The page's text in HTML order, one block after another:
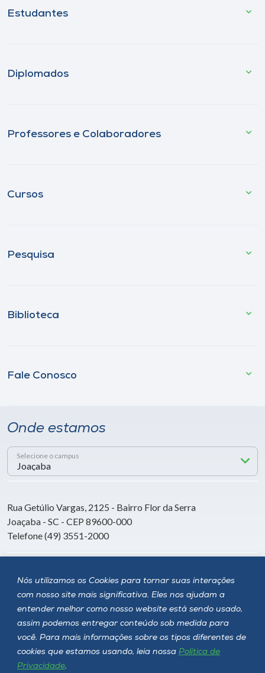
Nós utilizamos os Cookies para tornar suas interações
com nosso site mais significativa. Eles nos ajudam a
entender melhor como nosso website está sendo usado,
assim podemos entregar conteúdo sob medida para
você. Para mais informações sobre os tipos diferentes de
cookies que estamos usando, leia nossa Política de
Privacidade.
Estudantes
Diplomados
Professores e Colaboradores
Cursos
Pesquisa
Biblioteca
Fale Conosco
Onde estamos
Selecione o campus
Rua Getúlio Vargas, 2125 - Bairro Flor da Serra
Joaçaba - SC - CEP 89600-000
Telefone (49) 3551-2000
Siga a Unoesc